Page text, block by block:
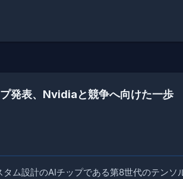
発表、Nvidiaと競争へ向けた一歩
ム設計のAIチップである第8世代のテンソ